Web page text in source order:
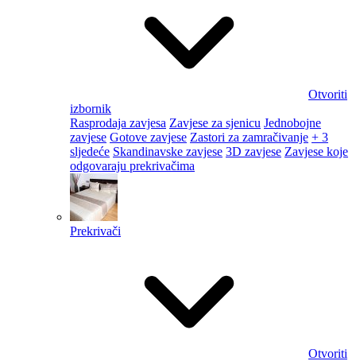
Otvoriti
izbornik
Rasprodaja zavjesa Zavjese za sjenicu Jednobojne
zavjese Gotove zavjese Zastori za zamračivanje + 3
sljedeće Skandinavske zavjese 3D zavjese Zavjese koje
odgovaraju prekrivačima
Prekrivači
Otvoriti